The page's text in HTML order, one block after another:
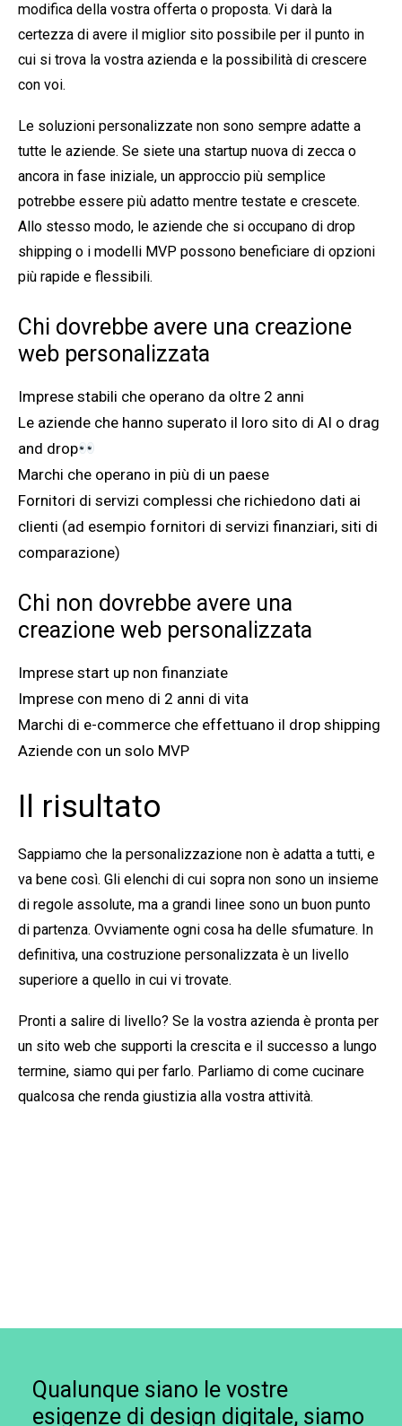
modifica della vostra offerta o proposta. Vi darà la
certezza di avere il miglior sito possibile per il punto in
cui si trova la vostra azienda e la possibilità di crescere
con voi.
Le soluzioni personalizzate non sono sempre adatte a
tutte le aziende. Se siete una startup nuova di zecca o
ancora in fase iniziale, un approccio più semplice
potrebbe essere più adatto mentre testate e crescete.
Allo stesso modo, le aziende che si occupano di drop
shipping o i modelli MVP possono beneficiare di opzioni
più rapide e flessibili.
Chi dovrebbe avere una creazione
web personalizzata
Imprese stabili che operano da oltre 2 anni
Le aziende che hanno superato il loro sito di AI o drag
and drop
Marchi che operano in più di un paese
Fornitori di servizi complessi che richiedono dati ai
clienti (ad esempio fornitori di servizi finanziari, siti di
comparazione)
Chi non dovrebbe avere una
creazione web personalizzata
Imprese start up non finanziate
Imprese con meno di 2 anni di vita
Marchi di e-commerce che effettuano il drop shipping
Aziende con un solo MVP
Il risultato
Sappiamo che la personalizzazione non è adatta a tutti, e
va bene così. Gli elenchi di cui sopra non sono un insieme
di regole assolute, ma a grandi linee sono un buon punto
di partenza. Ovviamente ogni cosa ha delle sfumature. In
definitiva, una costruzione personalizzata è un livello
superiore a quello in cui vi trovate.
Pronti a salire di livello? Se la vostra azienda è pronta per
un sito web che supporti la crescita e il successo a lungo
termine, siamo qui per farlo. Parliamo di come cucinare
qualcosa che renda giustizia alla vostra attività.
Qualunque siano le vostre
esigenze di design digitale, siamo